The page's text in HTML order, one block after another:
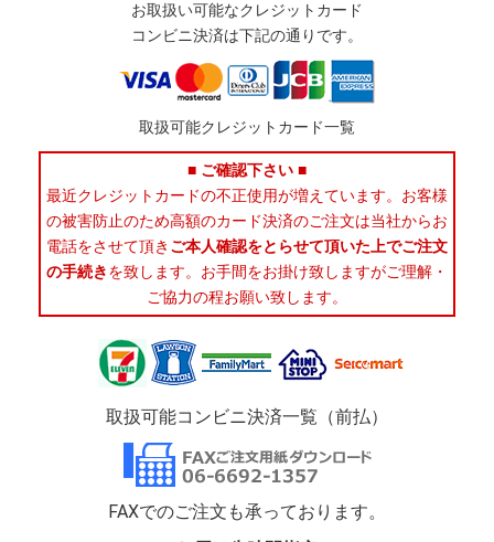
お取扱い可能なクレジットカード
コンビニ決済は下記の通りです。
取扱可能クレジットカード一覧
■ ご確認下さい ■
最近クレジットカードの不正使用が増えています。お客様
の被害防止のため高額のカード決済のご注文は当社からお
電話をさせて頂き ご本人確認をとらせて頂いた上でご注文
の手続きを致します。お手間をお掛け致しますがご理解・
ご協力の程お願い致します。
取扱可能コンビニ決済一覧（前払）
FAXでのご注文も承っております。